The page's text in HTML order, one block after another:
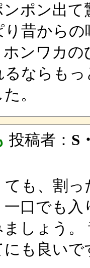
ポン出
昔から
ホンワカ
ならも
。
投稿者： S
も、割
口でも
しょう
も良いで